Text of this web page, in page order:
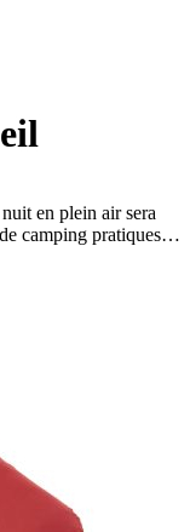
en plein air sera
camping pratiques
de gonflage avec
sol. De plus, nous
la taille de ton sac